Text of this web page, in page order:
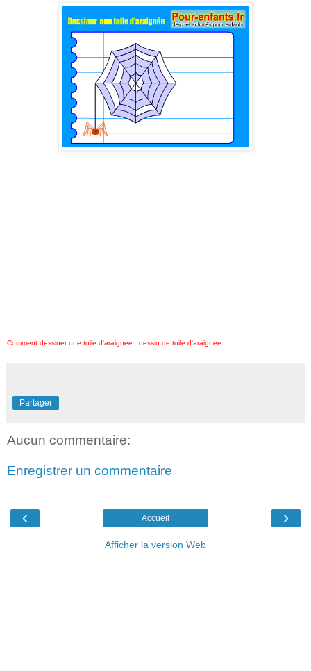
Comment dessiner une toile d'araignée : dessin de toile d'araignée
Partager
Aucun commentaire:
Enregistrer un commentaire
‹ ›
Accueil
Afficher la version Web